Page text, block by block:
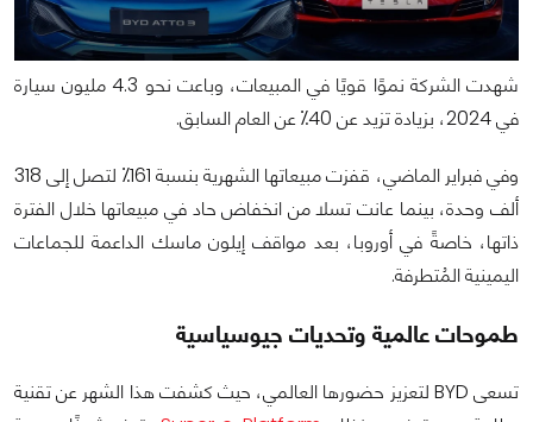
شهدت الشركة نموًا قويًا في المبيعات، وباعت نحو 4.3 مليون سيارة
في 2024، بزيادة تزيد عن 40⁒ عن العام السابق.
وفي فبراير الماضي، قفزت مبيعاتها الشهرية بنسبة 161⁒ لتصل إلى 318
ألف وحدة، بينما عانت تسلا من انخفاض حاد في مبيعاتها خلال الفترة
ذاتها، خاصةً في أوروبا، بعد مواقف إيلون ماسك الداعمة للجماعات
اليمينية المُتطرفة.
طموحات عالمية وتحديات جيوسياسية
تسعى BYD لتعزيز حضورها العالمي، حيث كشفت هذا الشهر عن تقنية